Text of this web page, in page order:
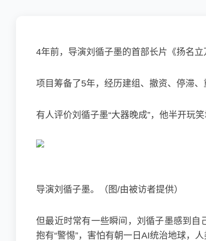
4年前，导演刘循子墨的首部长片《扬名
项目筹备了5年，经历建组、撤资、停滞
有人评价刘循子墨“大器晚成”，他半开玩
导演刘循子墨。（图/由被访者提供）
但最近时常有一些瞬间，刘循子墨感到自
抱有“警惕”，害怕有朝一日AI统治地球，